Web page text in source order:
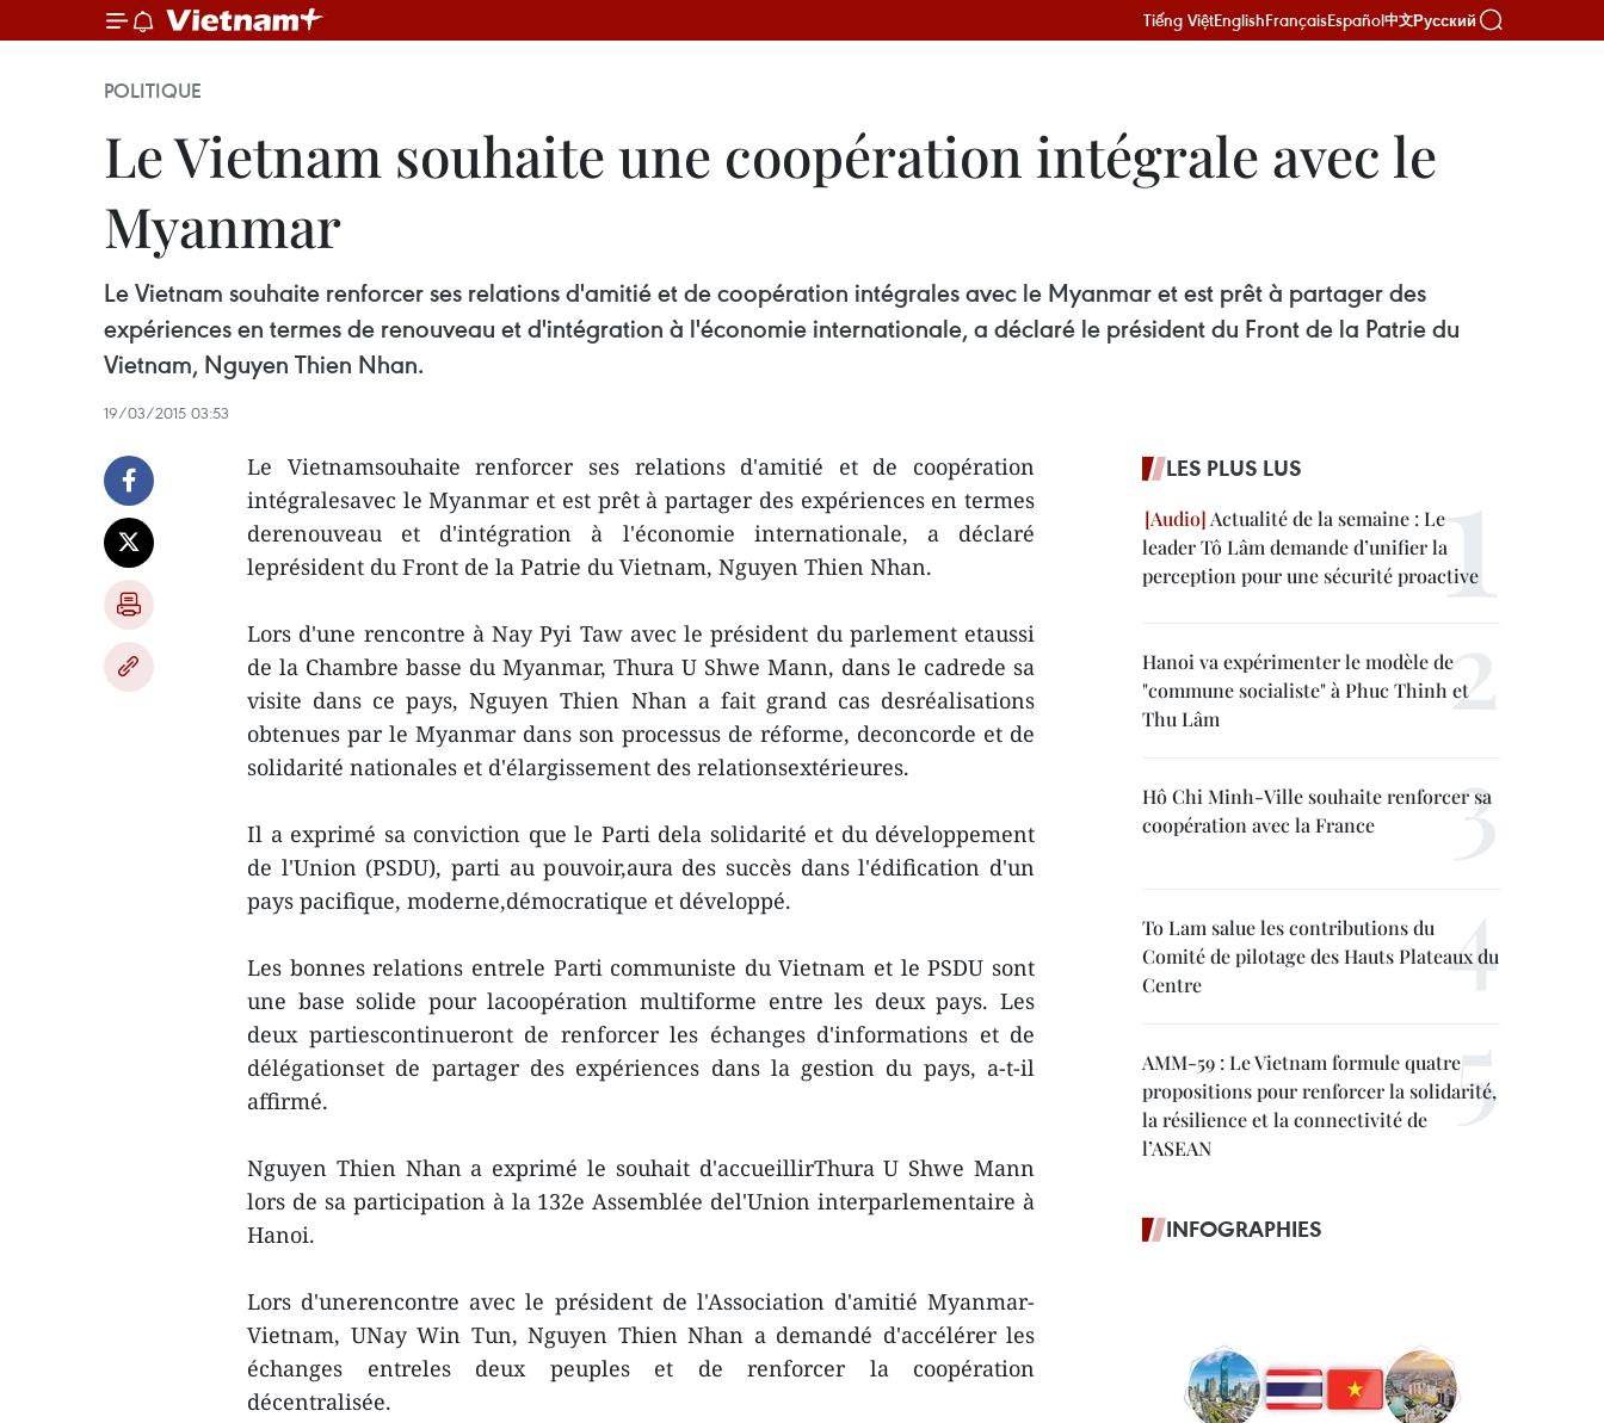
Tiếng ViệtEnglishFrançaisEspañol中文Русский
POLITIQUE
Le Vietnam souhaite une coopération intégrale avec le
Myanmar
Le Vietnam souhaite renforcer ses relations d'amitié et de coopération intégrales avec le Myanmar et est prêt à partager des
expériences en termes de renouveau et d'intégration à l'économie internationale, a déclaré le président du Front de la Patrie du
Vietnam, Nguyen Thien Nhan.
19/03/2015 03:53
Le Vietnamsouhaite renforcer ses relations d'amitié et de coopération
intégralesavec le Myanmar et est prêt à partager des expériences en termes
derenouveau et d'intégration à l'économie internationale, a déclaré
leprésident du Front de la Patrie du Vietnam, Nguyen Thien Nhan.
Lors d'une rencontre à Nay Pyi Taw avec le président du parlement etaussi
de la Chambre basse du Myanmar, Thura U Shwe Mann, dans le cadrede sa
visite dans ce pays, Nguyen Thien Nhan a fait grand cas desréalisations
obtenues par le Myanmar dans son processus de réforme, deconcorde et de
solidarité nationales et d'élargissement des relationsextérieures.
Il a exprimé sa conviction que le Parti dela solidarité et du développement
de l'Union (PSDU), parti au pouvoir,aura des succès dans l'édification d'un
pays pacifique, moderne,démocratique et développé.
Les bonnes relations entrele Parti communiste du Vietnam et le PSDU sont
une base solide pour lacoopération multiforme entre les deux pays. Les
deux partiescontinueront de renforcer les échanges d'informations et de
délégationset de partager des expériences dans la gestion du pays, a-t-il
affirmé.
Nguyen Thien Nhan a exprimé le souhait d'accueillirThura U Shwe Mann
lors de sa participation à la 132e Assemblée del'Union interparlementaire à
Hanoi.
Lors d'unerencontre avec le président de l'Association d'amitié Myanmar-
Vietnam, UNay Win Tun, Nguyen Thien Nhan a demandé d'accélérer les
échanges entreles deux peuples et de renforcer la coopération
décentralisée.
LES PLUS LUS
Actualité de la semaine : Le
leader Tô Lâm demande d’unifier la
perception pour une sécurité proactive
Hanoi va expérimenter le modèle de
"commune socialiste" à Phuc Thinh et
Thu Lâm
Hô Chi Minh-Ville souhaite renforcer sa
coopération avec la France
To Lam salue les contributions du
Comité de pilotage des Hauts Plateaux du
Centre
AMM-59 : Le Vietnam formule quatre
propositions pour renforcer la solidarité,
la résilience et la connectivité de
l’ASEAN
INFOGRAPHIES